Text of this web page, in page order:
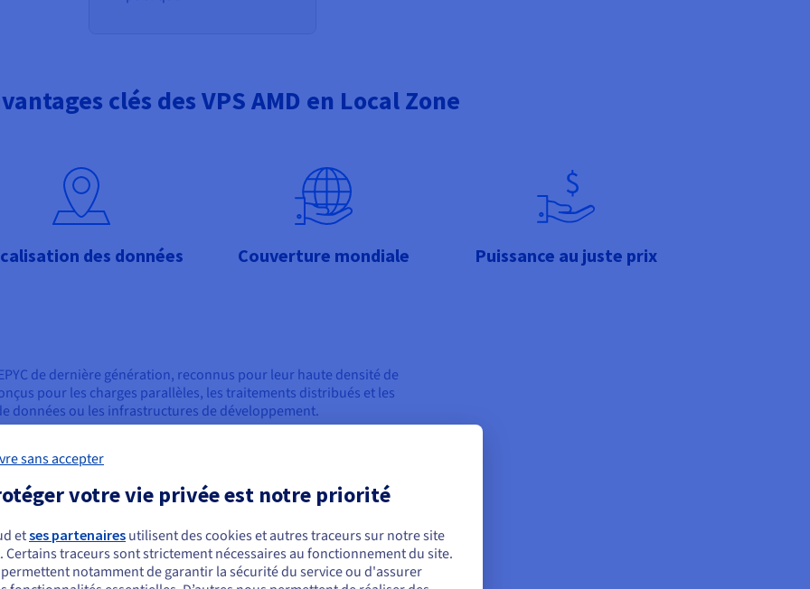
clés des VPS AMD en Local Zone
des données Couverture mondiale Puissance au juste prix
de dernière génération, reconnus pour leur haute densité de
pour les charges parallèles, les traitements distribués et les
données ou les infrastructures de développement.
à des enjeux de proximité géographique, de souveraineté des
en puissance en un clic.
semblez être localisé en États-Unis.
sans accepter
votre vie privée est notre priorité
etses partenaires utilisent des cookies et autres traceurs sur notre site
Certains traceurs sont strictement nécessaires au fonctionnement du site.
notamment de garantir la sécurité du service ou d'assurer